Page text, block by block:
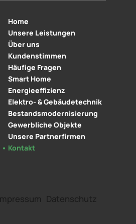
Impressum Datenschutz
Home
Unsere Leistungen
Über uns
Kundenstimmen
Häufige Fragen
Smart Home
Energieeffizienz
Elektro- & Gebäudetechnik
Bestandsmodernisierung
Gewerbliche Objekte
Unsere Partnerfirmen
Kontakt